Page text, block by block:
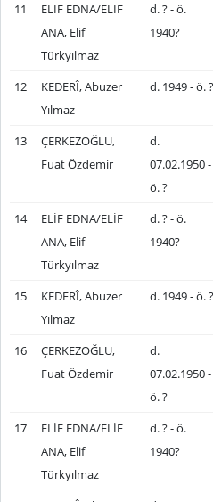
11
ELİF EDNA/ELİF
ANA, Elif
Türkyılmaz
d. ? - ö.
1940?
12
KEDERÎ, Abuzer
Yılmaz
d. 1949 - ö. ?
13
ÇERKEZOĞLU,
Fuat Özdemir
d.
07.02.1950 -
ö. ?
14
ELİF EDNA/ELİF
ANA, Elif
Türkyılmaz
d. ? - ö.
1940?
15
KEDERÎ, Abuzer
Yılmaz
d. 1949 - ö. ?
16
ÇERKEZOĞLU,
Fuat Özdemir
d.
07.02.1950 -
ö. ?
17
ELİF EDNA/ELİF
ANA, Elif
Türkyılmaz
d. ? - ö.
1940?